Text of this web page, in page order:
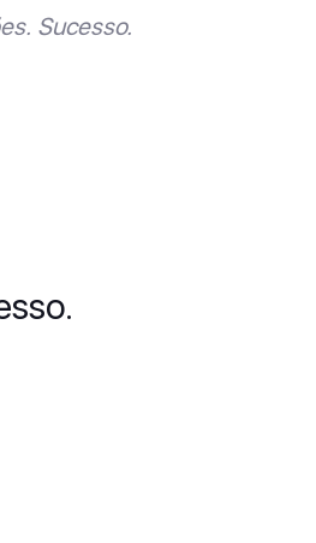
Sucesso.